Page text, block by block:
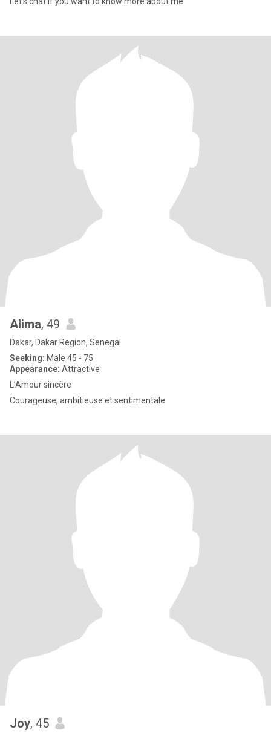
Alima, 49
Dakar, Dakar Region, Senegal
Seeking: Male 45 - 75
Appearance: Attractive
L’Amour sincère
Courageuse, ambitieuse et sentimentale
Joy, 45